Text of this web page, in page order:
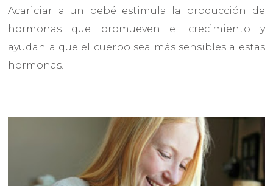
Acariciar a un bebé estimula la producción de
hormonas que promueven el crecimiento y
ayudan a que el cuerpo sea más sensibles a estas
hormonas.